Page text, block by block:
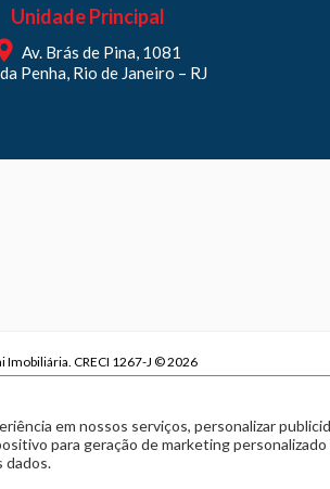
em nossos serviços, personalizar
para geração de marketing
dados.
Unidade Principal
Av. Brás de Pina, 1081
Penha, Rio de Janeiro – RJ
Imobiliária. CRECI 1267-J © 2026
time daRocketImob | Site para Imobiliária